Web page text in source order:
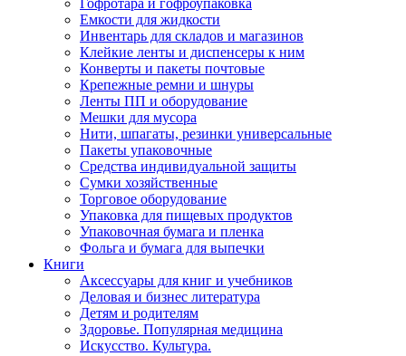
Гофротара и гофроупаковка
Емкости для жидкости
Инвентарь для складов и магазинов
Клейкие ленты и диспенсеры к ним
Конверты и пакеты почтовые
Крепежные ремни и шнуры
Ленты ПП и оборудование
Мешки для мусора
Нити, шпагаты, резинки универсальные
Пакеты упаковочные
Средства индивидуальной защиты
Сумки хозяйственные
Торговое оборудование
Упаковка для пищевых продуктов
Упаковочная бумага и пленка
Фольга и бумага для выпечки
Книги
Аксессуары для книг и учебников
Деловая и бизнес литература
Детям и родителям
Здоровье. Популярная медицина
Искусство. Культура.